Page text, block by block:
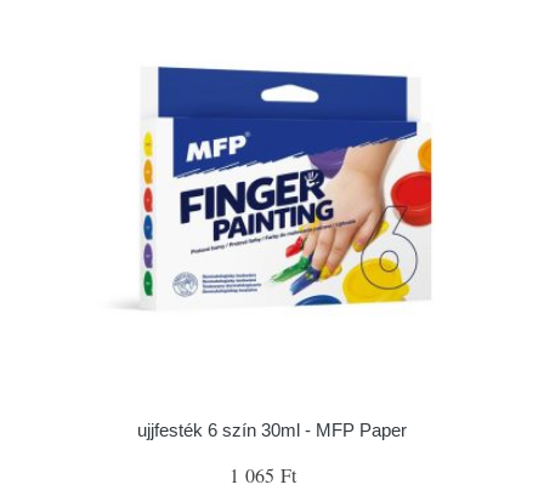
ujjfesték 6 szín 30ml - MFP Paper
1 065 Ft